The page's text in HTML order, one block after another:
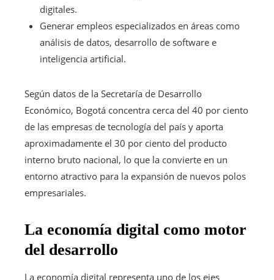
digitales.
Generar empleos especializados en áreas como
análisis de datos, desarrollo de software e
inteligencia artificial.
Según datos de la Secretaría de Desarrollo
Económico, Bogotá concentra cerca del 40 por ciento
de las empresas de tecnología del país y aporta
aproximadamente el 30 por ciento del producto
interno bruto nacional, lo que la convierte en un
entorno atractivo para la expansión de nuevos polos
empresariales.
La economía digital como motor
del desarrollo
La economía digital representa uno de los ejes